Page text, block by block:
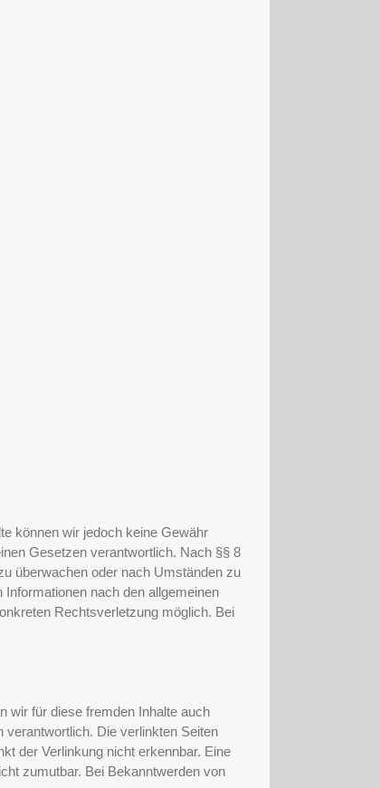
können wir jedoch keine Gewähr
Gesetzen verantwortlich. Nach §§ 8
überwachen oder nach Umständen zu
nach den allgemeinen
Rechtsverletzung möglich. Bei
wir für diese fremden Inhalte auch
verantwortlich. Die verlinkten Seiten
der Verlinkung nicht erkennbar. Eine
zumutbar. Bei Bekanntwerden von